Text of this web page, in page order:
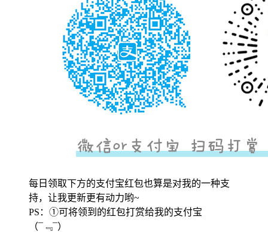
每日领取下方的支付宝红包也算是对我的一种支
持，让我更新更有动力哟~
PS：①可将领到的红包打赏给我的支付宝
（¯﹃¯）